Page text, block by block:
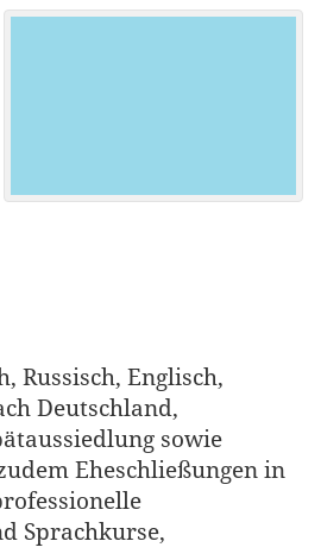
Russisch, Englisch,
Deutschland,
sowie
Eheschließungen in
Sprachkurse,